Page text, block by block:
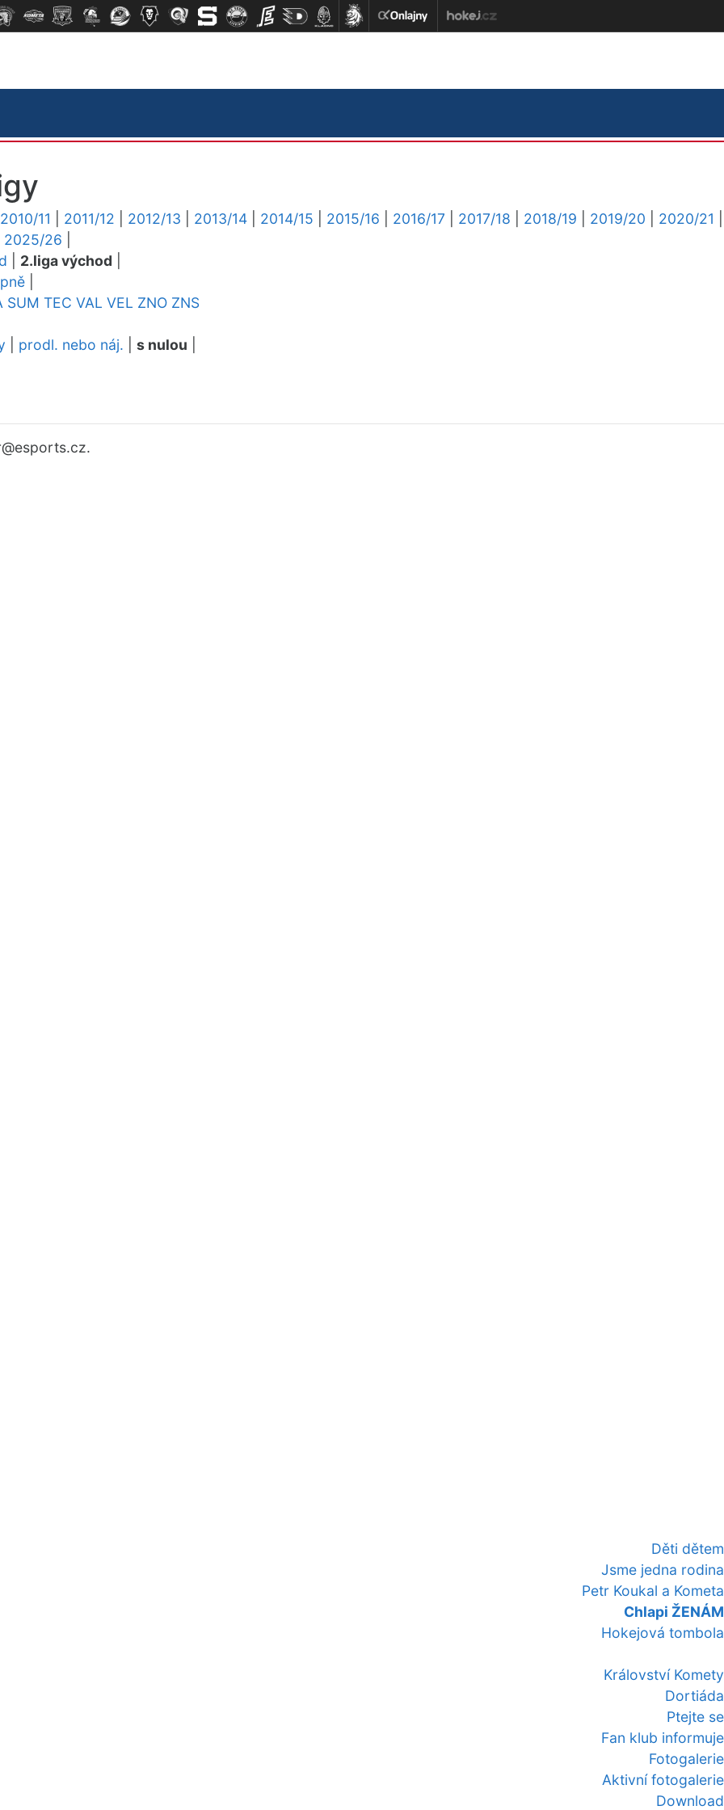
Děti dětem
Jsme jedna rodina
Petr Koukal a Kometa
Chlapi ŽENÁM
Hokejová tombola
Království Komety
Dortiáda
Ptejte se
Fan klub informuje
Fotogalerie
Aktivní fotogalerie
Download
2010/11 2011/12 2012/13 2013/14 2014/15 2015/16 2016/17 2017/18 2018/19 2019/20 2020/21
2025/26
2.liga východ
SUM TEC VAL VEL ZNO ZNS
prodl. nebo náj. s nulou
@esports.cz.